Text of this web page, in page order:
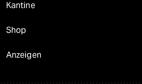
Kantine
Shop
Anzeigen